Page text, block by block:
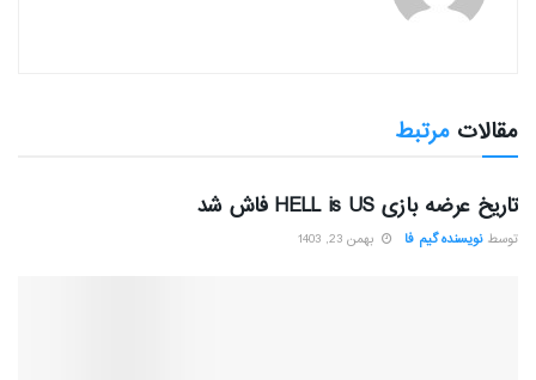
مقالات مرتبط
تاریخ عرضه بازی HELL is US فاش شد
توسط نویسنده گیم فا بهمن 23, 1403